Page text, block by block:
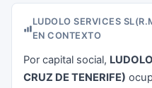
LUDOLO SERVICES
EN CONTEXTO
Por capital social,
CRUZ DE TENERIFE)